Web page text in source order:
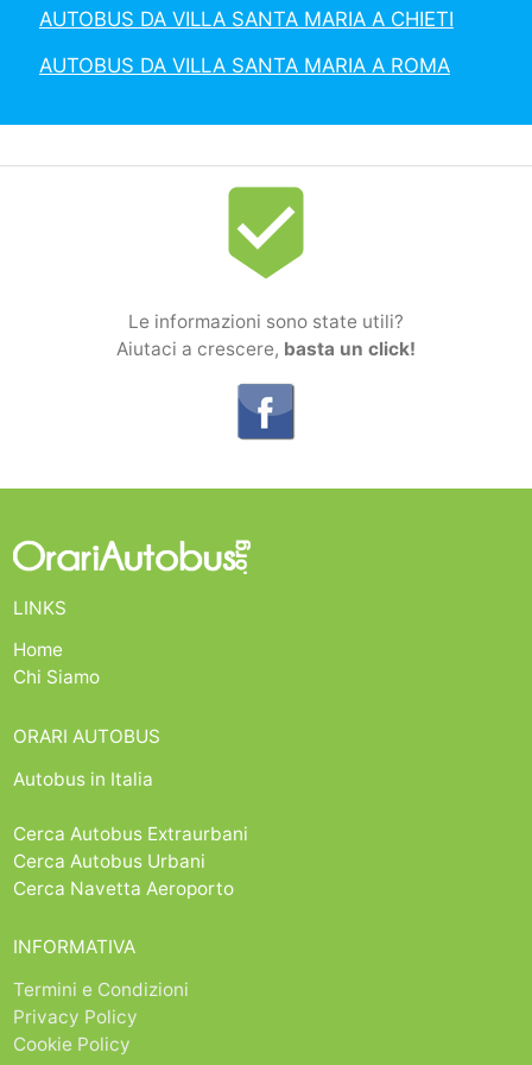
AUTOBUS DA VILLA SANTA MARIA A CHIETI
AUTOBUS DA VILLA SANTA MARIA A ROMA
beenhere
Le informazioni sono state utili?
Aiutaci a crescere, basta un click!
LINKS
Home
Chi Siamo
ORARI AUTOBUS
Autobus in Italia
Cerca Autobus Extraurbani
Cerca Autobus Urbani
Cerca Navetta Aeroporto
INFORMATIVA
Termini e Condizioni
Privacy Policy
Cookie Policy